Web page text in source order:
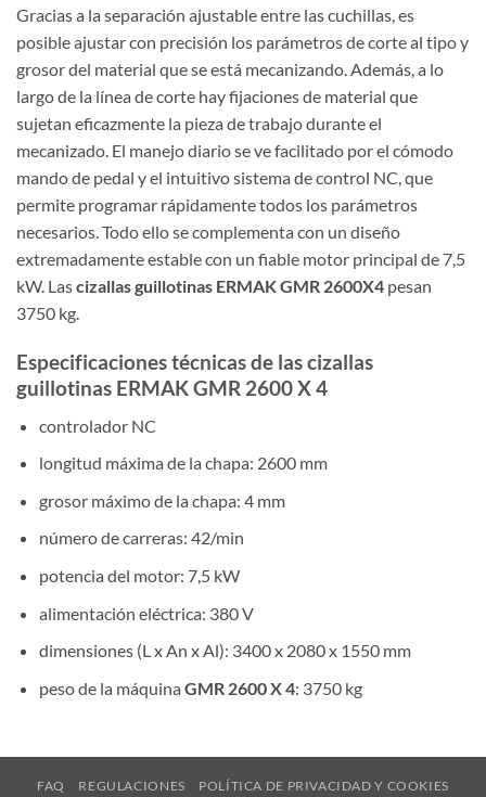
Gracias a la separación ajustable entre las cuchillas, es
posible ajustar con precisión los parámetros de corte al tipo y
grosor del material que se está mecanizando. Además, a lo
largo de la línea de corte hay fijaciones de material que
sujetan eficazmente la pieza de trabajo durante el
mecanizado. El manejo diario se ve facilitado por el cómodo
mando de pedal y el intuitivo sistema de control NC, que
permite programar rápidamente todos los parámetros
necesarios. Todo ello se complementa con un diseño
extremadamente estable con un fiable motor principal de 7,5
kW. Lascizallas guillotinas ERMAK GMR 2600X4 pesan
3750 kg.
Especificaciones técnicas de las cizallas
guillotinas ERMAK GMR 2600 X 4
controlador NC
longitud máxima de la chapa: 2600 mm
grosor máximo de la chapa: 4 mm
número de carreras: 42/min
potencia del motor: 7,5 kW
alimentación eléctrica: 380 V
dimensiones (L x An x Al): 3400 x 2080 x 1550 mm
peso de la máquina GMR 2600 X 4: 3750 kg
FAQ REGULACIONES POLÍTICA DE PRIVACIDAD Y COOKIES